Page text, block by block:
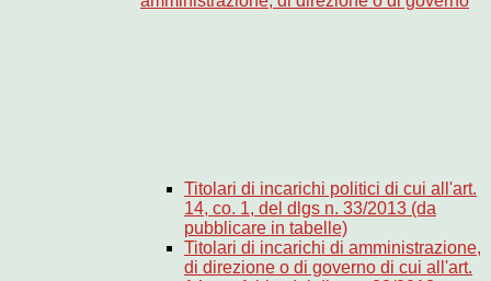
Titolari di incarichi politici di cui all'art.
14, co. 1, del dlgs n. 33/2013 (da
pubblicare in tabelle)
Titolari di incarichi di amministrazione,
di direzione o di governo di cui all'art.